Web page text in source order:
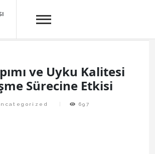
ve Uyku Kalitesi
Sürecine Etkisi
697